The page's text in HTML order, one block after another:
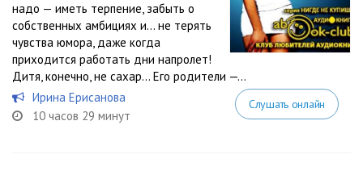
надо — иметь терпение, забыть о
собственных амбициях и… не терять
чувства юмора, даже когда
приходится работать дни напролет!
Дитя, конечно, не сахар… Его родители —...
Ирина Ерисанова
10 часов 29 минут
Слушать онлайн